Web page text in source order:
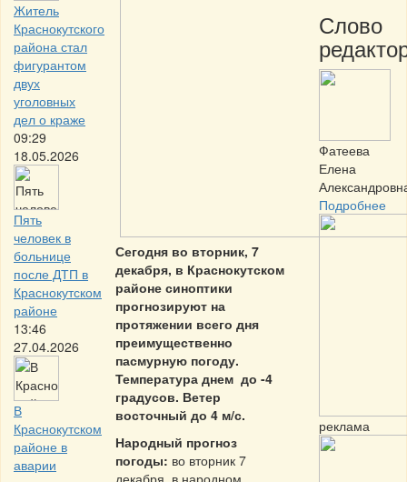
Житель
Краснокутского
района стал
фигурантом
двух
уголовных
дел о краже
09:29
18.05.2026
Пять
человек в
больнице
после ДТП в
Краснокутском
районе
13:46
27.04.2026
В
Краснокутском
районе в
аварии
Сегодня во вторник, 7
декабря, в Краснокутском
районе синоптики
прогнозируют на
протяжении всего дня
преимущественно
пасмурную погоду.
Температура днем до -4
градусов. Ветер
восточный до 4 м/с.
Народный прогноз
погоды: во вторник 7
Слово
Фатеева
Елена
Подробнее
реклама